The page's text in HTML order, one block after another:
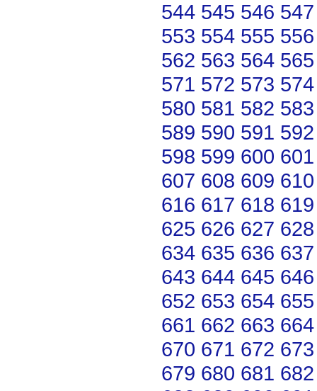
544 545 546 547
553 554 555 556
562 563 564 565
571 572 573 574
580 581 582 583
589 590 591 592
598 599 600 601
607 608 609 610
616 617 618 619
625 626 627 628
634 635 636 637
643 644 645 646
652 653 654 655
661 662 663 664
670 671 672 673
679 680 681 682